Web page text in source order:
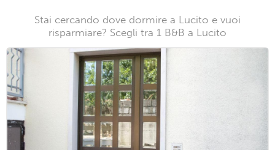
Stai cercando dove dormire a Lucito e vuoi
risparmiare? Scegli tra 1 B&B a Lucito